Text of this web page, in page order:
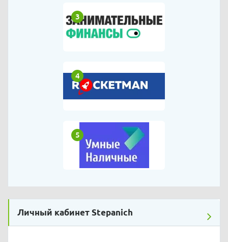
3
4
5
Личный кабинет Stepanich